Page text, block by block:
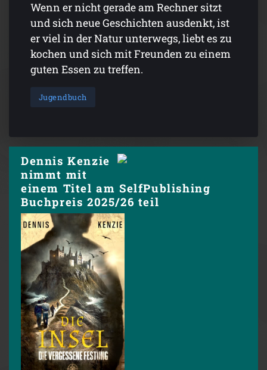
Wenn er nicht gerade am Rechner sitzt
und sich neue Geschichten ausdenkt, ist
er viel in der Natur unterwegs, liebt es zu
kochen und sich mit Freunden zu einem
guten Essen zu treffen.
Jugendbuch
Dennis Kenzie
nimmt mit
einem Titel am SelfPublishing
Buchpreis 2025/26 teil